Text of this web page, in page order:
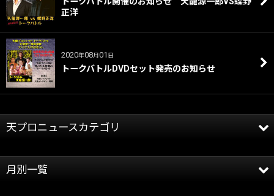
正洋
2020年08月01 日
トークバトルDVDセット発売のお知らせ
天プロニュースカテゴリ
天龍プロジェクト
月別一覧